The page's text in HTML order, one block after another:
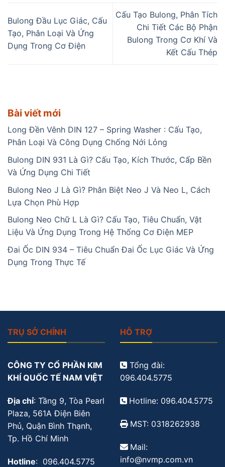
Bulong Đầu Lục Giác, Cấu
Tạo, Phân Loại Và Ứng
Dụng Trong Cơ Điện
Cấu Tạo Bulong, Phân Tích
Chi Tiết Các Bộ Phận
Bulong Trong Cơ Khí Và
Kết Cấu Thép
Bài viết mới
Long Đền Vênh DIN 127 – Spring Washer : Cấu Tạo,
Phân Loại Và Công Dụng Chống Nới Lỏng
Bulong DIN 931 Là Gì? Cấu Tạo, Kích Thước, Cấp Bền
Và Ứng Dụng Chi Tiết
Bulong Neo J Là Gì? Phân Biệt Neo J Và Neo L, Cách
Lựa Chọn Phù Hợp
Bulong Neo Chữ L Là Gì? Cấu Tạo, Tiêu Chuẩn, Vật
Liệu Và Ứng Dụng Trong Hệ Thống Cơ Điện MEP
Đai Ốc DIN 934 – Tiêu Chuẩn Đai Ốc Lục Giác Và Ứng
Dụng Trong Thực Tế
TRỤ SỞ CHÍNH
CÔNG TY CỔ PHẦN KIM
KHÍ QUỐC TẾ NAM VIỆT
Địa chỉ: Tầng 9, Tòa Pearl
Plaza, 561A Điện Biên
Phủ, Quận Bình Thạnh,
Tp. Hồ Chí Minh
Hotline: 096.404.5775
HỖ TRỢ
Tổng đài:
096.404.5775
Hotline: 096.404.5775
MST: 0318262938
Mail:
info@nvmp.com.vn